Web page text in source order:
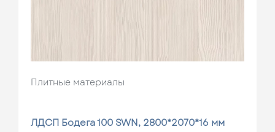
Плитные материалы
ЛДСП Бодега 100 SWN, 2800*2070*16 мм